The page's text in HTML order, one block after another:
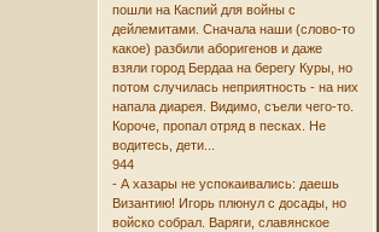
пошли на Каспий для войны с
дейлемитами. Сначала наши (слово-то
какое) разбили аборигенов и даже
взяли город Бердаа на берегу Куры, но
потом случилась неприятность - на них
напала диарея. Видимо, съели чего-то.
Короче, пропал отряд в песках. Не
водитесь, дети...
944
- А хазары не успокаивались: даешь
Византию! Игорь плюнул с досады, но
войско собрал. Варяги, славянское